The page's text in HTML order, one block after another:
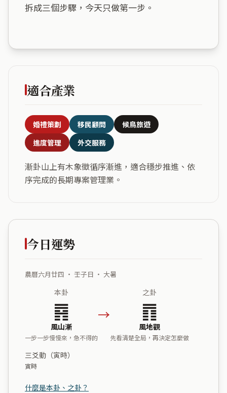
拆成三個步驟，今天只做第一步。
適合產業
婚禮策劃 移民顧問
候鳥旅遊
進度管理
外交服務
漸卦山上有木象徵循序漸進，適合穩步推進、依
序完成的長期專案管理業。
今日運勢
農曆六月廿四 ・ 壬子日 ・ 大暑
本卦
䷴
風山漸
一步一步慢慢來，急不得的
→
之卦
䷓
風地觀
先看清楚全局，再決定怎麼做
三爻動（寅時）
寅時
什麼是本卦、之卦？